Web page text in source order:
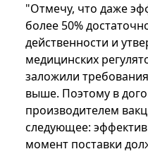
"Отмечу, что даже
более 50%
действенности и
медицинских
заложили
выше. Поэтому в
производителем
следующее:
момент поставки